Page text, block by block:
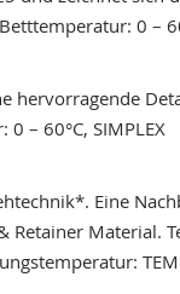
0 –
hervorragende
– 60°C, SIMPLEX
Eine
Material.